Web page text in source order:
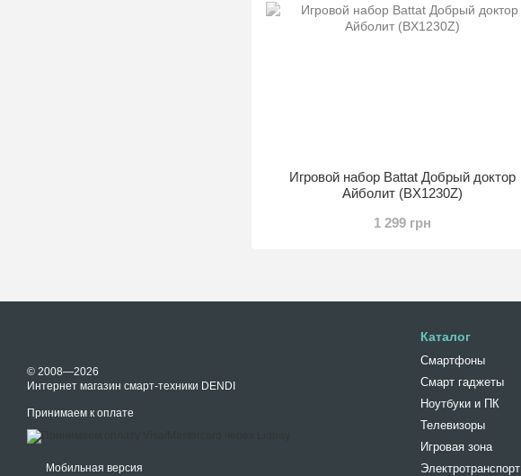
Игровой набор Battat Добрый доктор
Айболит (BX1230Z)
1 299 грн
© 2008—2026
Интернет магазин смарт-техники DENDI
Принимаем к оплате
Мобильная версия
Каталог
Смартфоны
Смарт гаджеты
Ноутбуки и ПК
Телевизоры
Игровая зона
Электротранспорт